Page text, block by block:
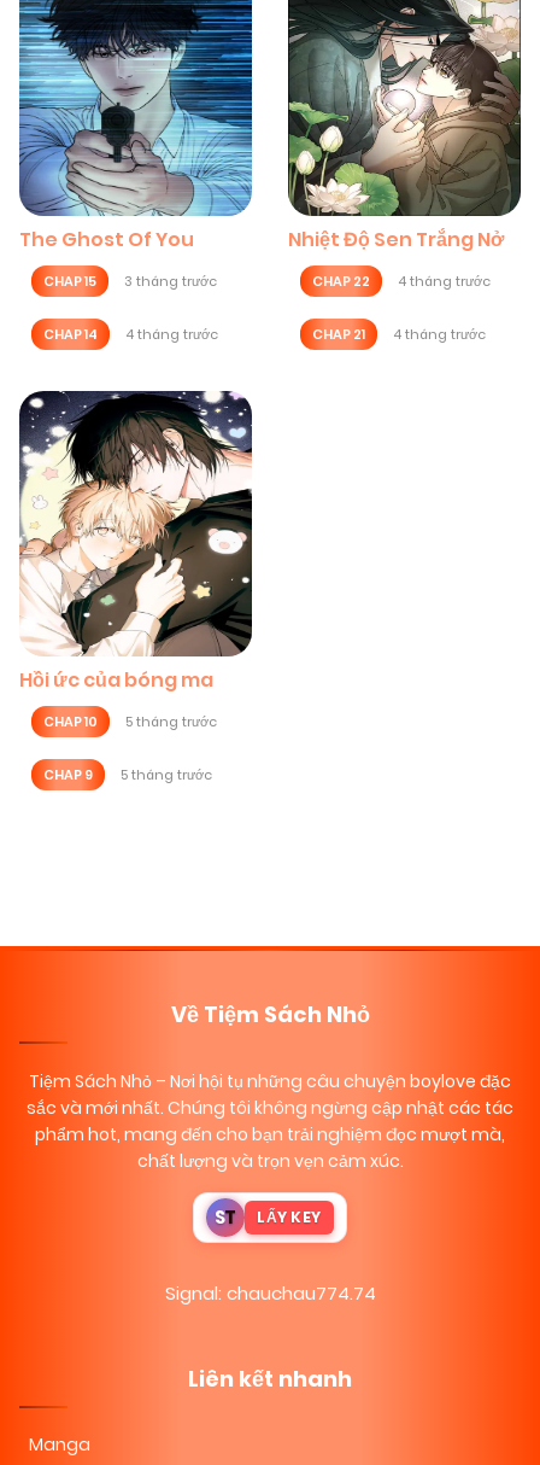
The Ghost Of You
CHAP 15 3 tháng trước
CHAP 14 4 tháng trước
Nhiệt Độ Sen Trắng Nở
CHAP 22 4 tháng trước
CHAP 21 4 tháng trước
Hồi ức của bóng ma
CHAP 10 5 tháng trước
CHAP 9 5 tháng trước
Về Tiệm Sách Nhỏ
Tiệm Sách Nhỏ – Nơi hội tụ những câu chuyện boylove đặc
sắc và mới nhất. Chúng tôi không ngừng cập nhật các tác
phẩm hot, mang đến cho bạn trải nghiệm đọc mượt mà,
chất lượng và trọn vẹn cảm xúc.
ST LẤY KEY
Signal: chauchau774.74
Liên kết nhanh
Manga